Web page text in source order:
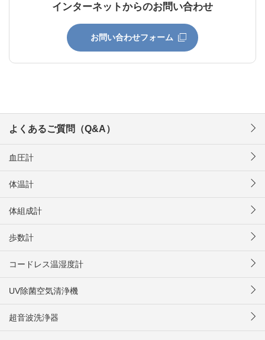
インターネットからのお問い合わせ
お問い合わせフォーム
よくあるご質問（Q&A）
血圧計
体温計
体組成計
歩数計
コードレス温湿度計
UV除菌空気清浄機
超音波洗浄器